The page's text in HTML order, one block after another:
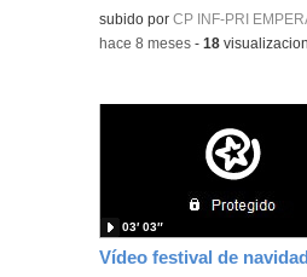
subido porCP INF-PRI
-hace 8 meses -18
03′ 03″